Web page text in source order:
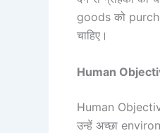
goods को
चाहिए।
Human
Human
उन्हें अच्छा